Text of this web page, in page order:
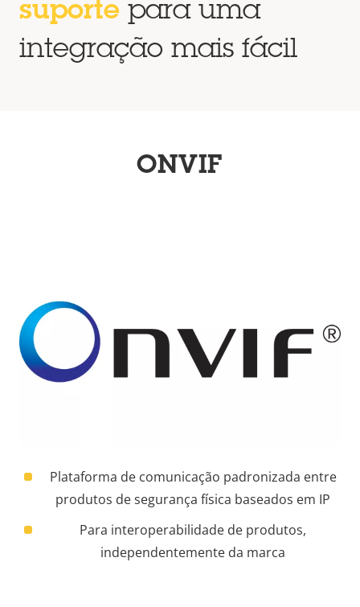
suporte para uma
integração mais fácil
ONVIF
Plataforma de comunicação padronizada entre
produtos de segurança física baseados em IP
Para interoperabilidade de produtos,
independentemente da marca